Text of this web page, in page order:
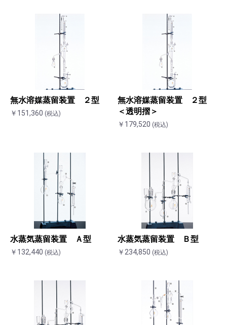
無水溶媒蒸留装置 ２型
￥151,360 (税込)
無水溶媒蒸留装置 ２型
＜透明摺＞
￥179,520 (税込)
水蒸気蒸留装置 Ａ型
￥132,440 (税込)
水蒸気蒸留装置 Ｂ型
￥234,850 (税込)